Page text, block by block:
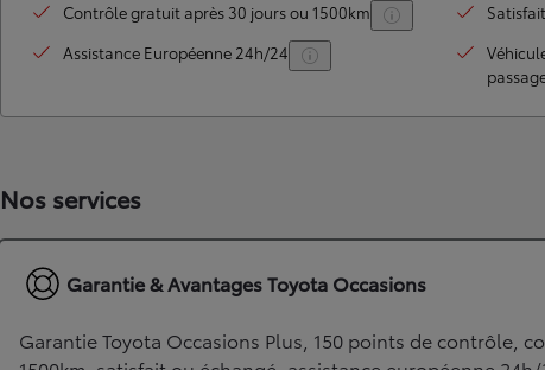
Contrôle gratuit après 30 jours ou 1500km
Assistance Européenne 24h/24
Nos services
Garantie & Avantages Toyota Occasions
Garantie Toyota Occasions Plus, 150 points de contrôle,